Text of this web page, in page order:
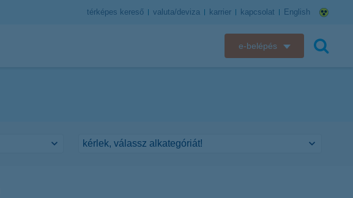
térképes kereső valuta/deviza karrier kapcsolat English
e-belépés